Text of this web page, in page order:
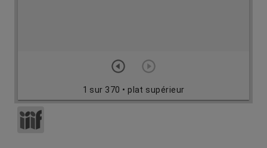
1 sur 370 • plat supérieur